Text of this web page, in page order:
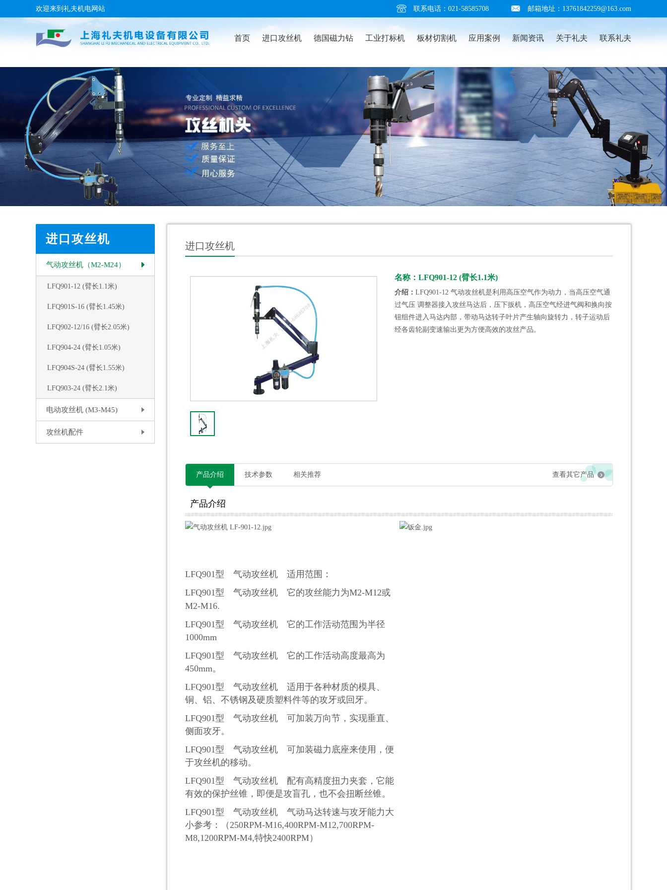
欢迎来到礼夫机电网站 联系电话：021-58585708 邮箱地址：13761842259@163.com
首页 进口攻丝机 德国磁力钻 工业打标机 板材切割机 应用案例 新闻资讯 关于礼夫 联系礼夫
进口攻丝机
气动攻丝机（M2-M24）
LFQ901-12 (臂长1.1米)
LFQ901S-16 (臂长1.45米)
LFQ902-12/16 (臂长2.05米)
LFQ904-24 (臂长1.05米)
LFQ904S-24 (臂长1.55米)
LFQ903-24 (臂长2.1米)
电动攻丝机 (M3-M45)
攻丝机配件
进口攻丝机
名称：LFQ901-12 (臂长1.1米)
介绍：LFQ901-12 气动攻丝机是利用高压空气作为动力，当高压空气通
过气压 调整器接入攻丝马达后，压下扳机，高压空气经进气阀和换向按
钮组件进入马达内部，带动马达转子叶片产生轴向旋转力，转子运动后
经各齿轮副变速输出更为方便高效的攻丝产品。
产品介绍 技术参数 相关推荐 查看其它产品
产品介绍
LFQ901型 气动攻丝机 适用范围：
LFQ901型 气动攻丝机 它的攻丝能力为M2-M12或
M2-M16.
LFQ901型 气动攻丝机 它的工作活动范围为半径
1000mm
LFQ901型 气动攻丝机 它的工作活动高度最高为
450mm。
LFQ901型 气动攻丝机 适用于各种材质的模具、
铜、 铝、不锈钢及硬质塑料件等的攻牙或回牙。
LFQ901型 气动攻丝机 可加装万向节 ， 实现垂直、
侧面攻牙。
LFQ901型 气动攻丝机 可加装磁力底座来使用， 便
于攻丝机的移动。
LFQ901型 气动攻丝机 配有高精度扭力夹套 ，它能
有效的保护丝锥，即便是攻盲孔，也不会扭断丝锥。
LFQ901型 气动攻丝机 气动马达转速与攻牙能力大
小参考：（250RPM-M16,400RPM-M12,700RPM-
M8,1200RPM-M4,特快2400RPM）